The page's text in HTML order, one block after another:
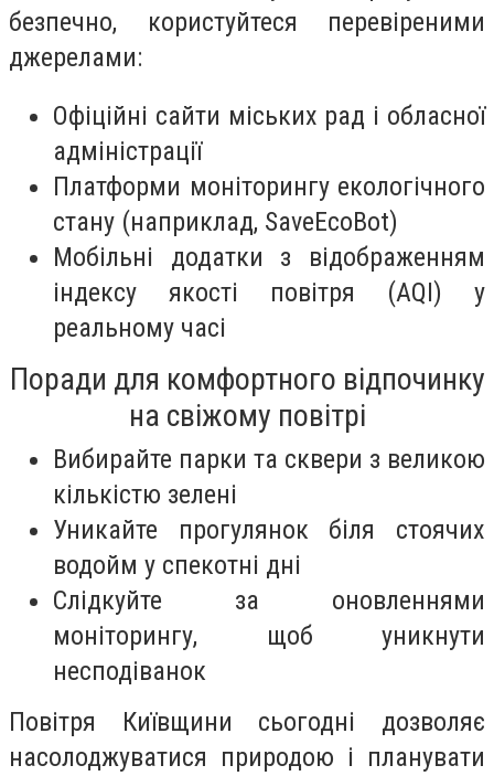
безпечно, користуйтеся перевіреними
джерелами:
Офіційні сайти міських рад і обласної
адміністрації
Платформи моніторингу екологічного
стану (наприклад, SaveEcoBot)
Мобільні додатки з відображенням
індексу якості повітря (AQI) у
реальному часі
Поради для комфортного відпочинку
на свіжому повітрі
Вибирайте парки та сквери з великою
кількістю зелені
Уникайте прогулянок біля стоячих
водойм у спекотні дні
Слідкуйте за оновленнями
моніторингу, щоб уникнути
несподіванок
Повітря Київщини сьогодні дозволяє
насолоджуватися природою і планувати